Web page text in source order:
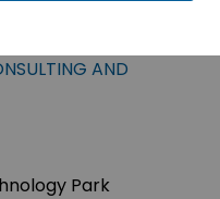
AND
Park